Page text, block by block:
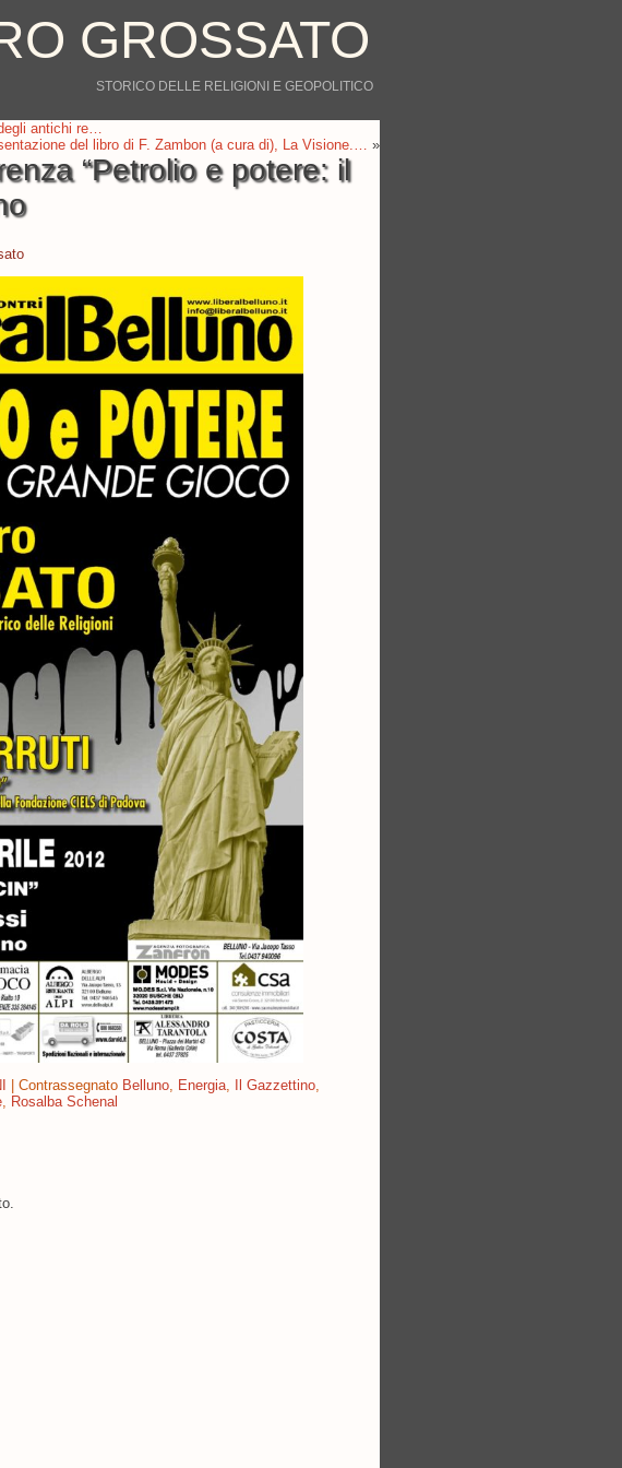
GROSSATO
STORICO DELLE RELIGIONI E GEOPOLITICO
antichi re…
del libro di F. Zambon (a cura di), La Visione.… »
“Petrolio e potere: il
Contrassegnato Belluno, Energia, Il Gazzettino,
, Rosalba Schenal